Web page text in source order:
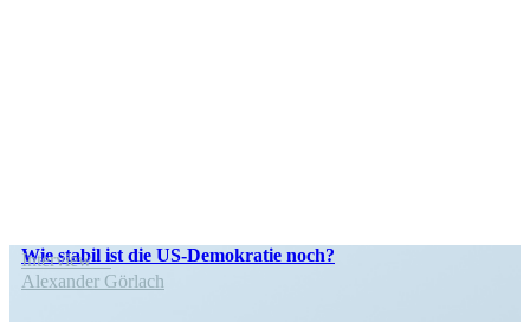
Wie stabil ist die US-Demokratie noch?
Interview
Alexander Görlach